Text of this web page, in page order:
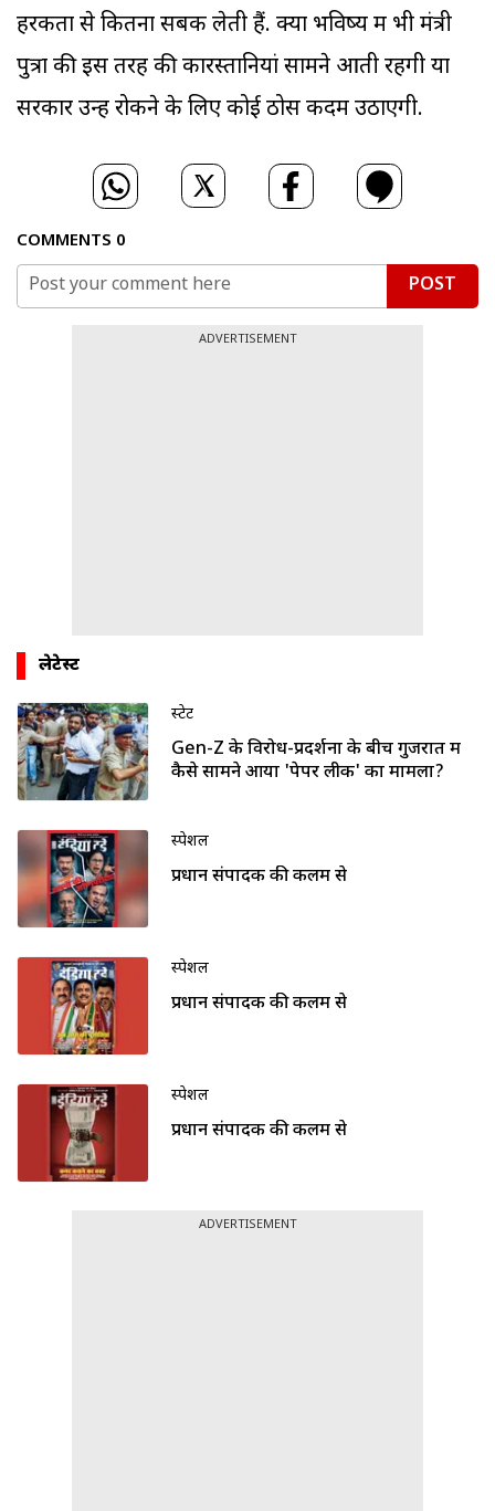
हरकतों से कितना सबक लेती हैं. क्या भविष्य में भी मंत्री
पुत्रों की इस तरह की कारस्तानियां सामने आती रहेंगी या
सरकार उन्हें रोकने के लिए कोई ठोस कदम उठाएगी.
COMMENTS 0
POST
ADVERTISEMENT
लेटेस्ट
स्टेट
Gen-Z के विरोध-प्रदर्शनों के बीच गुजरात में
कैसे सामने आया 'पेपर लीक' का मामला?
स्पेशल
प्रधान संपादक की कलम से
स्पेशल
प्रधान संपादक की कलम से
स्पेशल
प्रधान संपादक की कलम से
ADVERTISEMENT